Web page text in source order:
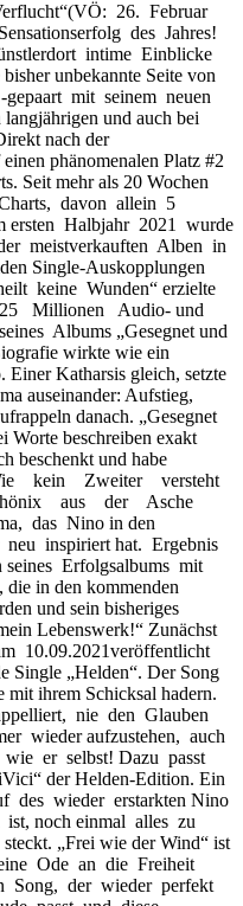
26. Februar
des Jahres!
intime Einblicke
unbekannte Seite von
mit seinem neuen
und auch bei
nach der
phänomenalen Platz #2
Seit mehr als 20 Wochen
davon allein 5
Halbjahr 2021 wurde
meistverkauften Alben in
Single-Auskopplungen
keine Wunden“ erzielte
Millionen Audio- und
Albums „Gesegnet und
wirkte wie ein
Katharsis gleich, setzte
auseinander: Aufstieg,
danach. „Gesegnet
Worte beschreiben exakt
beschenkt und habe
kein Zweiter versteht
aus der Asche
das Nino in den
inspiriert hat. Ergebnis
Erfolgsalbums mit
in den kommenden
und sein bisheriges
Lebenswerk!“ Zunächst
10.09.2021veröffentlicht
Single „Helden“. Der Song
mit ihrem Schicksal hadern.
nie den Glauben
wieder aufzustehen, auch
er selbst! Dazu passt
der Helden-Edition. Ein
des wieder erstarkten Nino
noch einmal alles zu
„Frei wie der Wind“ ist
Ode an die Freiheit
Song, der wieder perfekt